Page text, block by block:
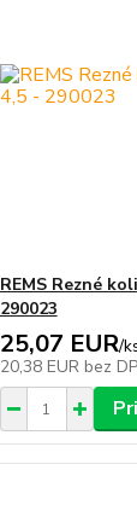
REMS Rezné
290023
25,07 EUR/
20,38 EUR bez